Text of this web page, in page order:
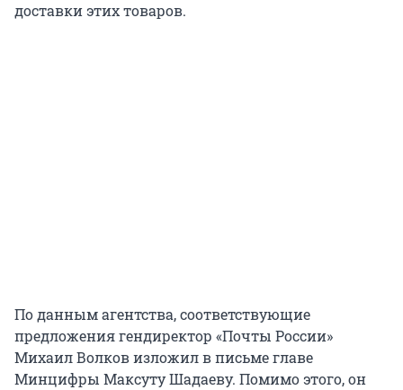
доставки этих товаров.
По данным агентства, соответствующие
предложения гендиректор «Почты России»
Михаил Волков изложил в письме главе
Минцифры Максуту Шадаеву. Помимо этого, он